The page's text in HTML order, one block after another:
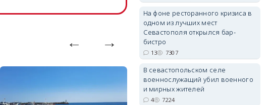
На фоне ресторанного кризиса в
одном из лучших мест
Севастополя открылся бар-
бистро
13 7307
В севастопольском селе
военнослужащий убил военного
и мирных жителей
4 7224